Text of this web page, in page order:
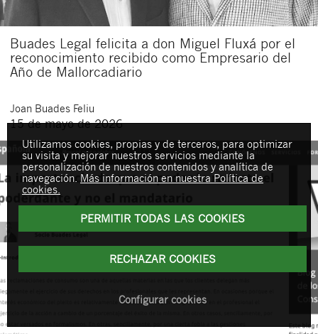
Buades Legal felicita a don Miguel Fluxá por el
reconocimiento recibido como Empresario del
Año de Mallorcadiario
Joan Buades Feliu
15 de mayo de 2026
Utilizamos cookies, propias y de terceros, para optimizar
su visita y mejorar nuestros servicios mediante la
personalización de nuestros contenidos y analítica de
navegación. Más información en nuestra Política de
cookies.
PERMITIR TODAS LAS COOKIES
RECHAZAR COOKIES
Configurar cookies